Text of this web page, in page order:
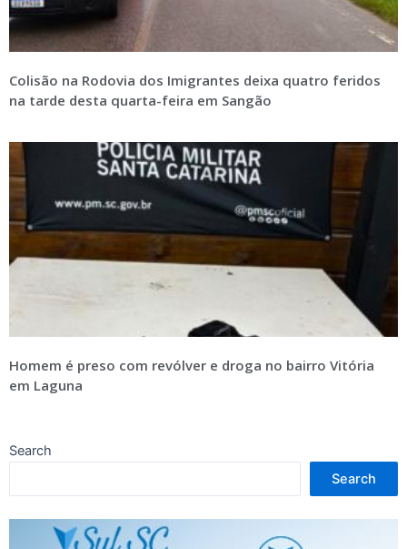
Colisão na Rodovia dos Imigrantes deixa quatro feridos
na tarde desta quarta-feira em Sangão
Homem é preso com revólver e droga no bairro Vitória
em Laguna
Search
Search